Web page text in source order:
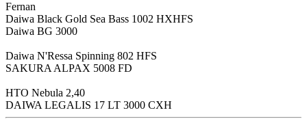
Fernan
Daiwa Black Gold Sea Bass 1002 HXHFS
Daiwa BG 3000
Daiwa N'Ressa Spinning 802 HFS
SAKURA ALPAX 5008 FD
HTO Nebula 2,40
DAIWA LEGALIS 17 LT 3000 CXH